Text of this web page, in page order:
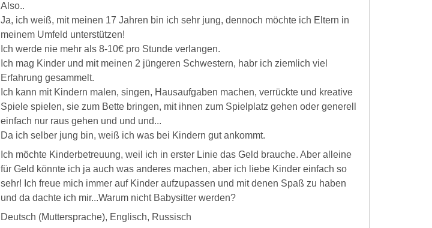
Also..
Ja, ich weiß, mit meinen 17 Jahren bin ich sehr jung, dennoch möchte ich Eltern in
meinem Umfeld unterstützen!
Ich werde nie mehr als 8-10€ pro Stunde verlangen.
Ich mag Kinder und mit meinen 2 jüngeren Schwestern, habr ich ziemlich viel
Erfahrung gesammelt.
Ich kann mit Kindern malen, singen, Hausaufgaben machen, verrückte und kreative
Spiele spielen, sie zum Bette bringen, mit ihnen zum Spielplatz gehen oder generell
einfach nur raus gehen und und und...
Da ich selber jung bin, weiß ich was bei Kindern gut ankommt.
Ich möchte Kinderbetreuung, weil ich in erster Linie das Geld brauche. Aber alleine
für Geld könnte ich ja auch was anderes machen, aber ich liebe Kinder einfach so
sehr! Ich freue mich immer auf Kinder aufzupassen und mit denen Spaß zu haben
und da dachte ich mir...Warum nicht Babysitter werden?
Deutsch (Muttersprache), Englisch, Russisch